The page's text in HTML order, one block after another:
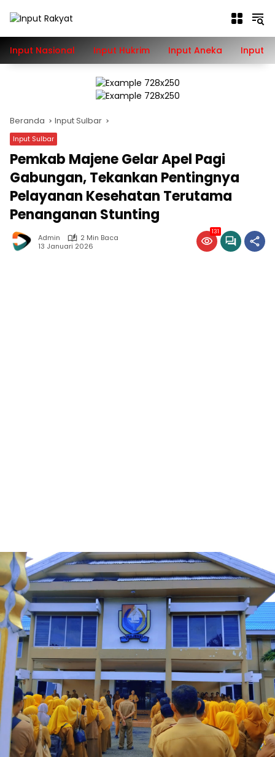
Input Nasional
Input Hukrim Input Aneka Input
Beranda Input Sulbar
Input Sulbar
Pemkab Majene Gelar Apel Pagi
Gabungan, Tekankan Pentingnya
Pelayanan Kesehatan Terutama
Penanganan Stunting
Admin
2 Min Baca
13 Januari 2026
131